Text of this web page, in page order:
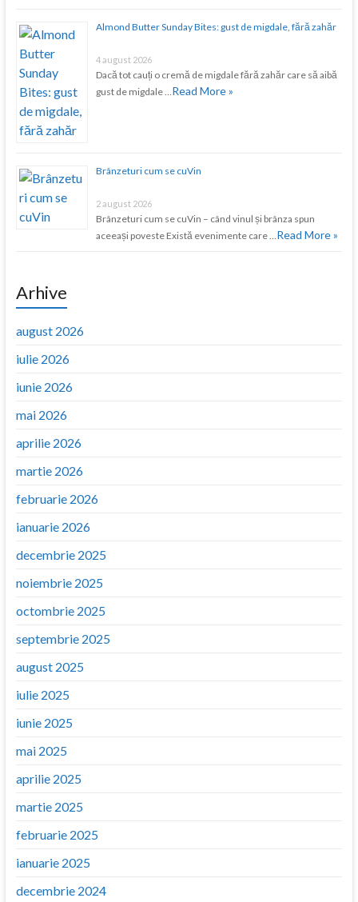
Almond Butter Sunday Bites: gust de migdale, fără zahăr
4 august 2026
Dacă tot cauți o cremă de migdale fără zahăr care să aibă
gust de migdale … Read More »
Brânzeturi cum se cuVin
2 august 2026
Brânzeturi cum se cuVin – când vinul și brânza spun
aceeași poveste Există evenimente care … Read More »
Arhive
august 2026
iulie 2026
iunie 2026
mai 2026
aprilie 2026
martie 2026
februarie 2026
ianuarie 2026
decembrie 2025
noiembrie 2025
octombrie 2025
septembrie 2025
august 2025
iulie 2025
iunie 2025
mai 2025
aprilie 2025
martie 2025
februarie 2025
ianuarie 2025
decembrie 2024